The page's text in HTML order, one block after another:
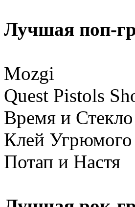
Лучшая поп-
Mozgi
Quest Pistols
Время и Стекло
Клей Угрюмого
Потап и Настя